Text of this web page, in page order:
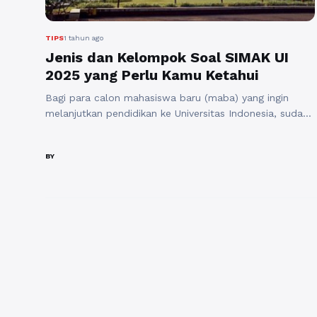
TIPS1 tahun ago
Jenis dan Kelompok Soal SIMAK UI
2025 yang Perlu Kamu Ketahui
Bagi para calon mahasiswa baru (maba) yang ingin
melanjutkan pendidikan ke Universitas Indonesia, sudah
dan akan menentukan masa depan akademis calon
BY